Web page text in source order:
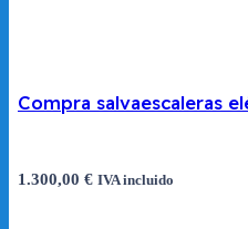
Compra salvaescaleras
1.300,00 € IVA incluido